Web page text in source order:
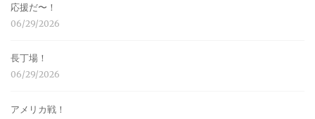
応援だ〜！
06/29/2026
長丁場！
06/29/2026
アメリカ戦！